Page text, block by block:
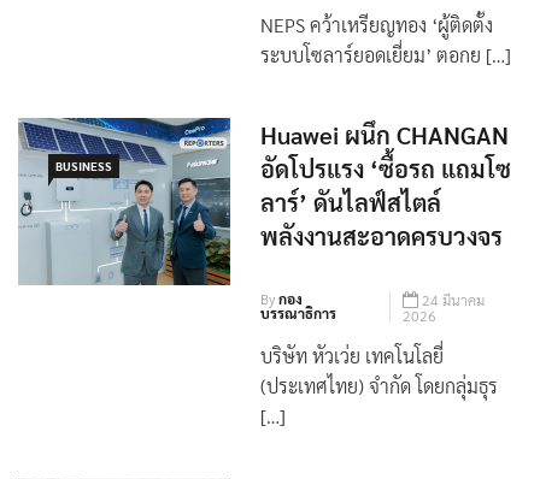
NEPS คว้าเหรียญทอง ‘ผู้ติดตั้ง
ระบบโซลาร์ยอดเยี่ยม’ ตอกย […]
BUSINESS
Huawei ผนึก CHANGAN
อัดโปรแรง ‘ซื้อรถ แถมโซ
ลาร์’ ดันไลฟ์สไตล์
พลังงานสะอาดครบวงจร
Byกอง
บรรณาธิการ
24 มีนาคม
2026
บริษัท หัวเว่ย เทคโนโลยี่
(ประเทศไทย) จำกัด โดยกลุ่มธุร
[…]